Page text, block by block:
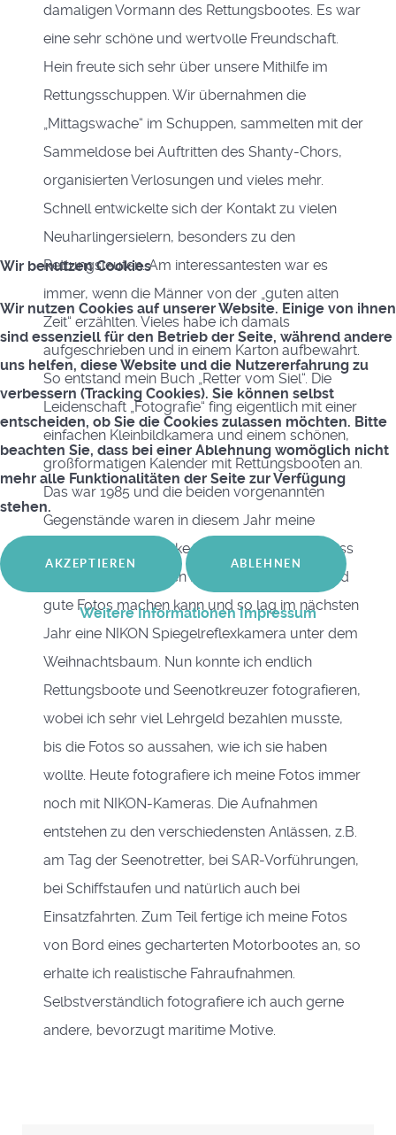
damaligen Vormann des Rettungsbootes. Es war
eine sehr schöne und wertvolle Freundschaft.
Hein freute sich sehr über unsere Mithilfe im
Rettungsschuppen. Wir übernahmen die
„Mittagswache“ im Schuppen, sammelten mit der
Sammeldose bei Auftritten des Shanty-Chors,
organisierten Verlosungen und vieles mehr.
Schnell entwickelte sich der Kontakt zu vielen
Neuharlingersielern, besonders zu den
Rettungsleuten. Am interessantesten war es
immer, wenn die Männer von der „guten alten
Zeit“ erzählten. Vieles habe ich damals
aufgeschrieben und in einem Karton aufbewahrt.
So entstand mein Buch „Retter vom Siel“. Die
Leidenschaft „Fotografie“ fing eigentlich mit einer
einfachen Kleinbildkamera und einem schönen,
großformatigen Kalender mit Rettungsbooten an.
Das war 1985 und die beiden vorgenannten
Gegenstände waren in diesem Jahr meine
Weihnachtsgeschenke. Schnell merkte ich, dass
man mit einer simplen Kamera nicht annähernd
gute Fotos machen kann und so lag im nächsten
Jahr eine NIKON Spiegelreflexkamera unter dem
Weihnachtsbaum. Nun konnte ich endlich
Rettungsboote und Seenotkreuzer fotografieren,
wobei ich sehr viel Lehrgeld bezahlen musste,
bis die Fotos so aussahen, wie ich sie haben
wollte. Heute fotografiere ich meine Fotos immer
noch mit NIKON-Kameras. Die Aufnahmen
entstehen zu den verschiedensten Anlässen, z.B.
am Tag der Seenotretter, bei SAR-Vorführungen,
bei Schiffstaufen und natürlich auch bei
Einsatzfahrten. Zum Teil fertige ich meine Fotos
von Bord eines gecharterten Motorbootes an, so
erhalte ich realistische Fahraufnahmen.
Selbstverständlich fotografiere ich auch gerne
andere, bevorzugt maritime Motive.
Wir benutzen Cookies
Wir nutzen Cookies auf unserer Website. Einige von ihnen
sind essenziell für den Betrieb der Seite, während andere
uns helfen, diese Website und die Nutzererfahrung zu
verbessern (Tracking Cookies). Sie können selbst
entscheiden, ob Sie die Cookies zulassen möchten. Bitte
beachten Sie, dass bei einer Ablehnung womöglich nicht
mehr alle Funktionalitäten der Seite zur Verfügung
stehen.
AKZEPTIEREN ABLEHNEN
Weitere Informationen Impressum